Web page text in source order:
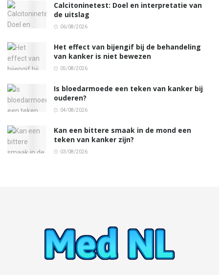
Calcitoninetest: Doel en interpretatie van
de uitslag
06/08/2026
Het effect van bijengif bij de behandeling
van kanker is niet bewezen
05/08/2026
Is bloedarmoede een teken van kanker bij
ouderen?
04/08/2026
Kan een bittere smaak in de mond een
teken van kanker zijn?
03/08/2026